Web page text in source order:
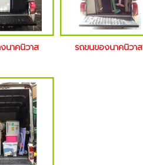
นาคนิวาส รถขนของนาคนิวาส